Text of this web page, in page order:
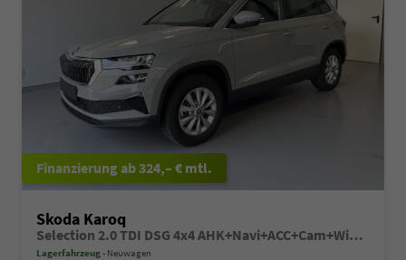
ab 324,– € mtl.
Skoda Karoq
Selection 2.0 TDI DSG 4x4 AHK+Navi+ACC+Cam+Winter+eHeck+Ambiente+Lodge+GV5
Lagerfahrzeug Neuwagen